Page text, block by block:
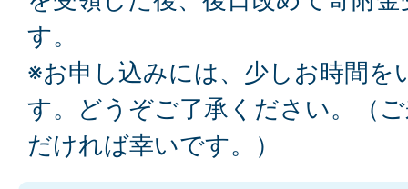
す。
※お申し込みには、少しお時間を
す。どうぞご了承ください。（
だければ幸いです。）